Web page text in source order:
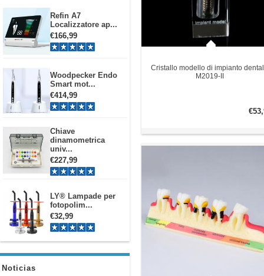
Refin A7
Localizzatore ap...
€166,99
Woodpecker Endo
Smart mot...
€414,99
Chiave
dinamometrica
univ...
€227,99
LY® Lampade per
fotopolim...
€32,99
Noticias
Cristallo modello di impianto
M2019-II